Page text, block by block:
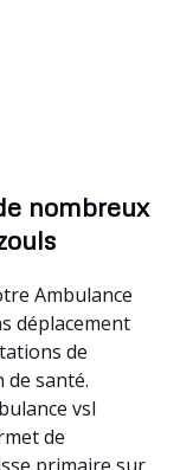
nombreux
Ambulance
déplacement
de
santé.
vsl
de
primaire sur